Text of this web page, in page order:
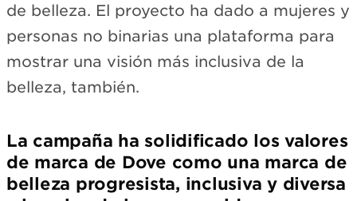
de belleza. El proyecto ha dado a mujeres y
personas no binarias una plataforma para
mostrar una visión más inclusiva de la
belleza, también.
La campaña ha solidificado los valores
de marca de Dove como una marca de
belleza progresista, inclusiva y diversa